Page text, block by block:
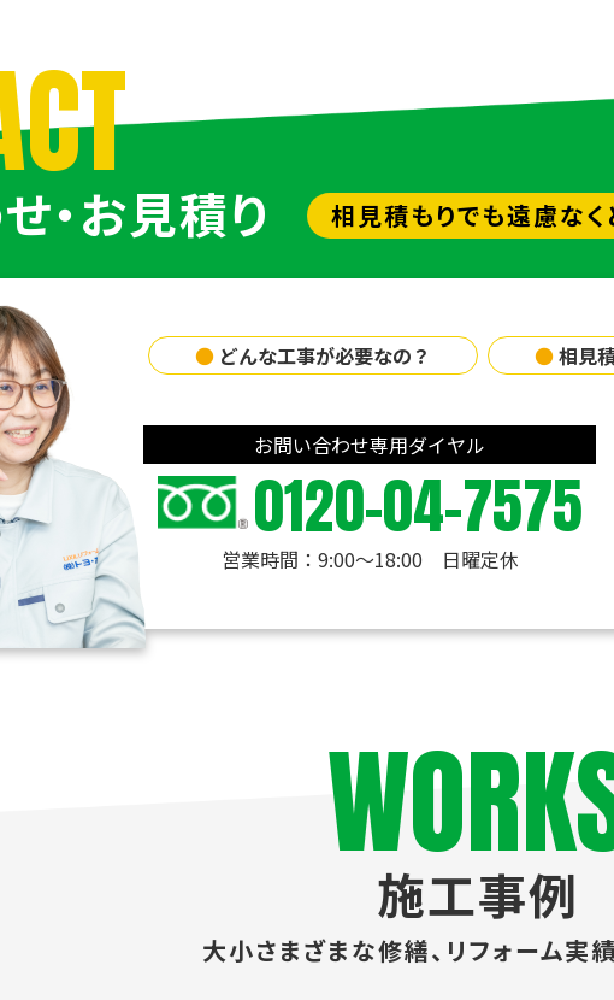
・お見積り 相見積もりでも遠慮なく
● どんな工事が必要なの？ ●相見
お問い合わせ専用ダイヤル
0120-04-7575
営業時間：9:00〜18:00 日曜定休
施工事例
大小さまざまな修繕、 リフォーム実